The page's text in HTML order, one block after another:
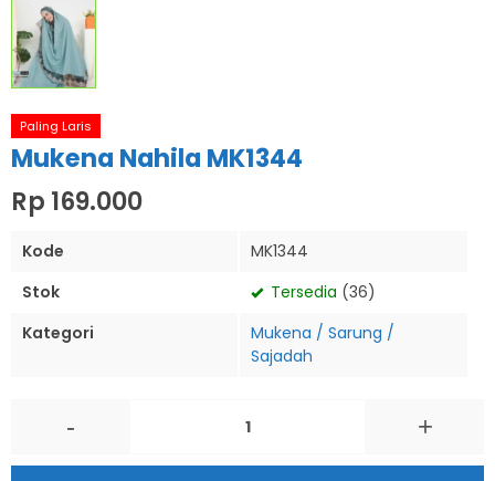
Paling Laris
Mukena Nahila MK1344
Rp 169.000
Kode
MK1344
Stok
Tersedia (36)
Kategori
Mukena / Sarung /
Sajadah
- +